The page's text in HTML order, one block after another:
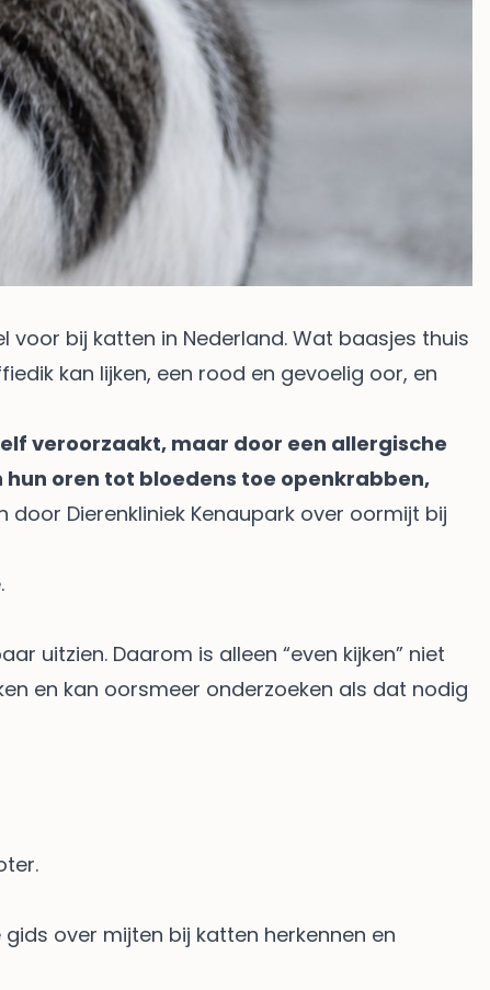
bij katten in Nederland. Wat baasjes thuis
kan lijken, een rood en gevoelig oor, en
veroorzaakt, maar door een allergische
oren tot bloedens toe openkrabben,
door Dierenkliniek Kenaupark over oormijt bij
uitzien. Daarom is alleen “even kijken” niet
en kan oorsmeer onderzoeken als dat nodig
gids over mijten bij katten herkennen en